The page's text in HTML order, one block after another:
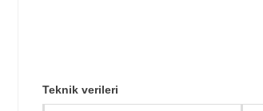
Teknik verileri